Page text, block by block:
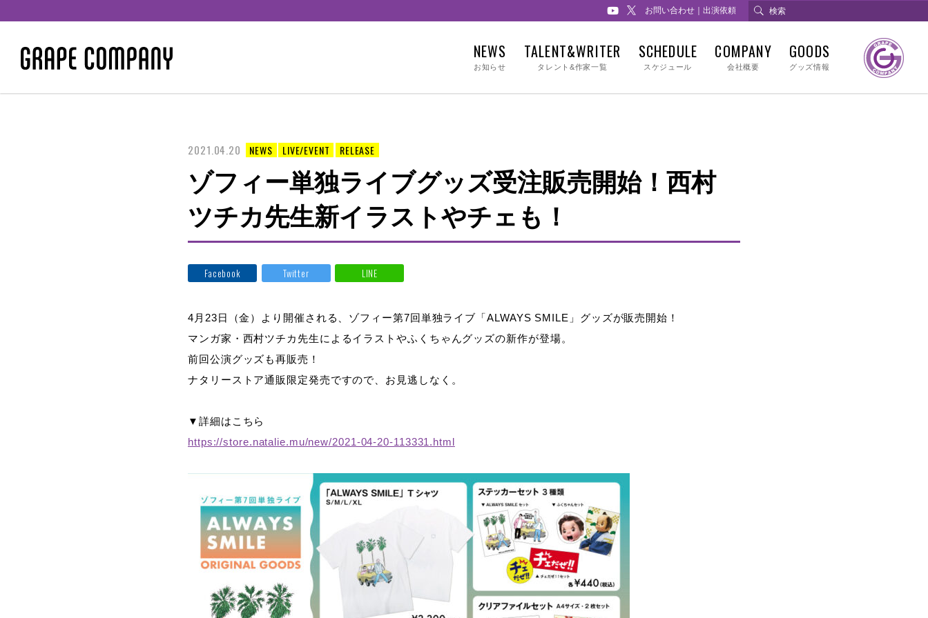
お問い合わせ｜出演依頼
NEWS
お知らせ
TALENT&WRITER
タレント&作家一覧
SCHEDULE
スケジュール
COMPANY
会社概要
GOODS
グッズ情報
2021.04.20 NEWS LIVE/EVENT RELEASE
ゾフィー単独ライブグッズ受注販売開始！西村
ツチカ先生新イラストやチェも！
Facebook Twitter LINE
4月23日（金）より開催される、ゾフィー第7回単独ライブ「ALWAYS SMILE」グッズが販売開始！
マンガ家・西村ツチカ先生によるイラストやふくちゃんグッズの新作が登場。
前回公演グッズも再販売！
ナタリーストア通販限定発売ですので、お見逃しなく。
▼詳細はこちら
https://store.natalie.mu/new/2021-04-20-113331.html